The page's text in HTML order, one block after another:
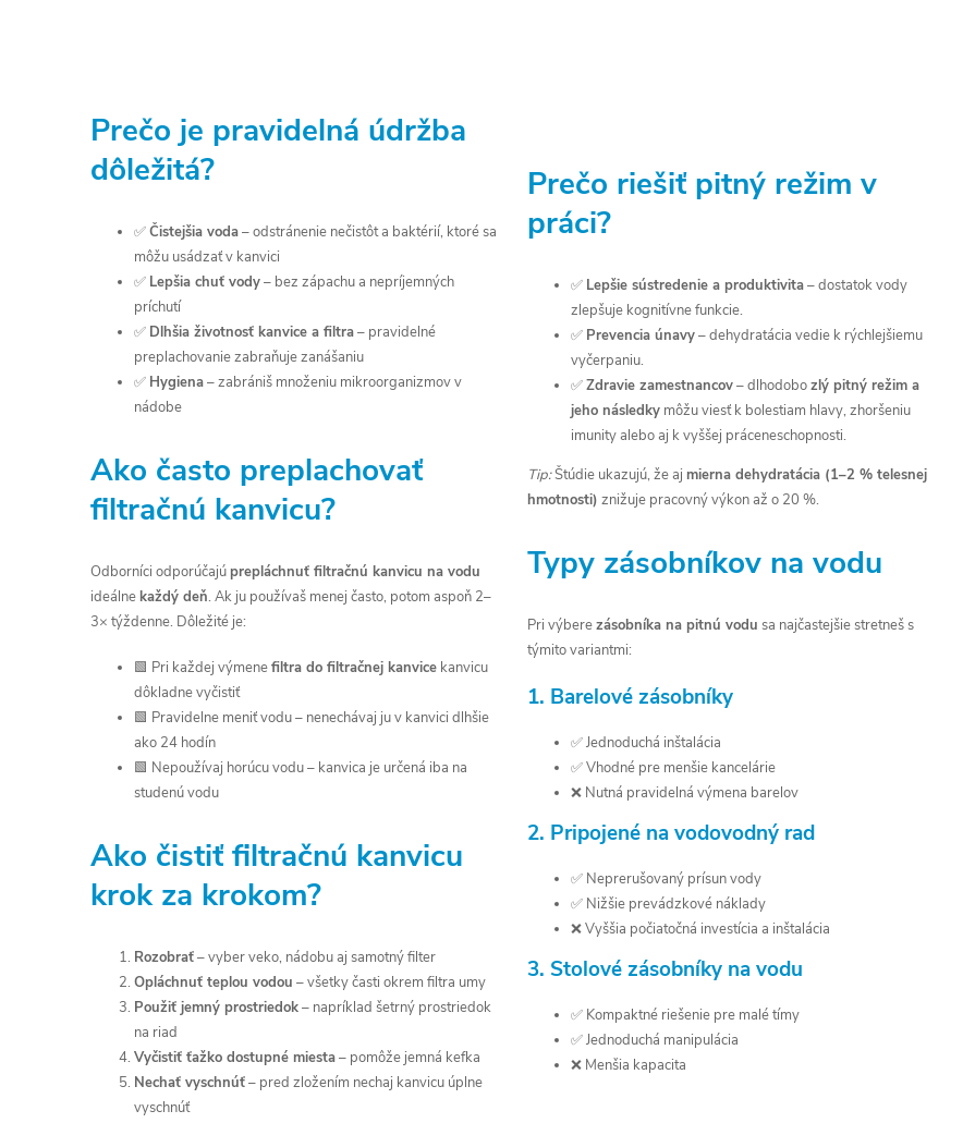
Prečo je pravidelná údržba
dôležitá?
✅Čistejšia voda– odstránenie nečistôt a baktérií, ktoré sa
môžu usádzať v kanvici
✅ Lepšia chuť vody– bez zápachu a nepríjemných
príchutí
✅ Dlhšia životnosť kanvice a filtra– pravidelné
preplachovanie zabraňuje zanášaniu
✅ Hygiena– zabrániš množeniu mikroorganizmov v
nádobe
Ako často preplachovať
filtračnú kanvicu?
Odborníci odporúčajúprepláchnuť filtračnú kanvicu na vodu
ideálnekaždý deň. Ak ju používaš menej často, potom aspoň 2–
3× týždenne. Dôležité je:
🟩 Pri každej výmenefiltra do filtračnej kanvice kanvicu
dôkladne vyčistiť
🟩 Pravidelne meniť vodu – nenechávaj ju v kanvici dlhšie
ako 24 hodín
🟩 Nepoužívaj horúcu vodu – kanvica je určená iba na
studenú vodu
Ako čistiť filtračnú kanvicu
krok za krokom?
Rozobrať– vyber veko, nádobu aj samotný filter
Opláchnuť teplou vodou – všetky časti okrem filtra umy
Použiť jemný prostriedok– napríklad šetrný prostriedok
na riad
Vyčistiť ťažko dostupné miesta– pomôže jemná kefka
Nechať vyschnúť– pred zložením nechaj kanvicu úplne
vyschnúť
Prečo riešiť pitný režim v
práci?
✅ Lepšie sústredenie a produktivita– dostatok vody
zlepšuje kognitívne funkcie.
✅ Prevencia únavy– dehydratácia vedie k rýchlejšiemu
vyčerpaniu.
✅Zdravie zamestnancov– dlhodobozlý pitný režim a
jeho následkymôžu viesť k bolestiam hlavy, zhoršeniu
imunity alebo aj k vyššej práceneschopnosti.
Tip:Štúdie ukazujú, že aj mierna dehydratácia (1–2 % telesnej
hmotnosti) znižuje pracovný výkon až o 20 %.
Typy zásobníkov na vodu
Pri výberezásobníka na pitnú vodu sa najčastejšie stretneš s
týmito variantmi:
1. Barelové zásobníky
✅ Jednoduchá inštalácia
✅ Vhodné pre menšie kancelárie
❌ Nutná pravidelná výmena barelov
2. Pripojené na vodovodný rad
✅ Neprerušovaný prísun vody
✅ Nižšie prevádzkové náklady
❌ Vyššia počiatočná investícia a inštalácia
3. Stolové zásobníky na vodu
✅ Kompaktné riešenie pre malé tímy
✅ Jednoduchá manipulácia
❌ Menšia kapacita